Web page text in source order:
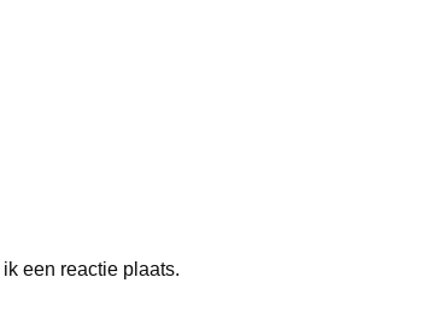
een reactie plaats.